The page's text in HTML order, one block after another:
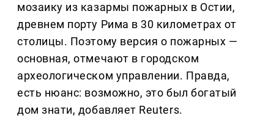
мозаику из казармы пожарных в Остии,
древнем порту Рима в 30 километрах от
столицы. Поэтому версия о пожарных —
основная, отмечают в городском
археологическом управлении. Правда,
есть нюанс: возможно, это был богатый
дом знати, добавляет Reuters.